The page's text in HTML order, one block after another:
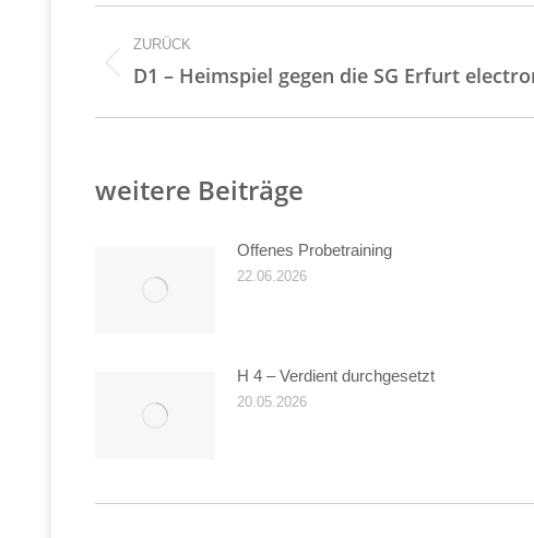
Kommentarnavigation
ZURÜCK
Vorheriger
Beitrag:
D1 – Heimspiel gegen die SG Erfurt
weitere Beiträge
Offenes Probetraining
22.06.2026
H 4 – Verdient durchgesetzt
20.05.2026